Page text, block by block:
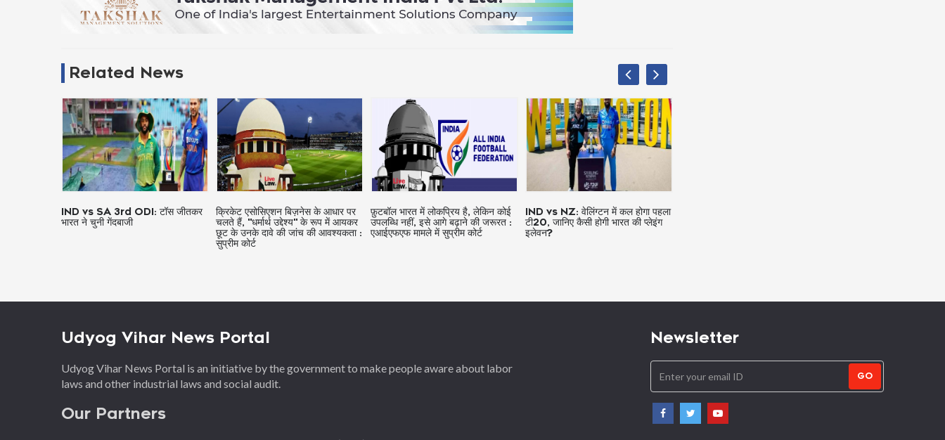
Related News
IND vs SA 3rd ODI: टॉस जीतकर
भारत ने चुनी गेंदबाजी
क्रिकेट एसोसिएशन बिज़नेस के आधार पर
चलते हैं, "धर्मार्थ उद्देश्य" के रूप में आयकर
छूट के उनके दावे की जांच की आवश्यकता :
सुप्रीम कोर्ट
फ़ुटबॉल भारत में लोकप्रिय है, लेकिन कोई
उपलब्धि नहीं, इसे आगे बढ़ाने की जरूरत :
एआईएफएफ मामले में सुप्रीम कोर्ट
IND vs NZ: वेलिंग्टन में कल होगा पहला
टी20, जानिए कैसी होगी भारत की प्लेइंग
इलेवन?
Udyog Vihar News Portal
Udyog Vihar News Portal is an initiative by the government to make people aware about labor
laws and other industrial laws and social audit.
Our Partners
Newsletter
GO